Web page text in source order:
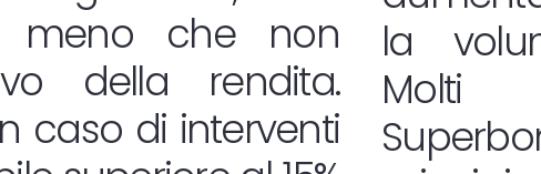
meno che non
della rendita.
caso di interventi
la
Molti